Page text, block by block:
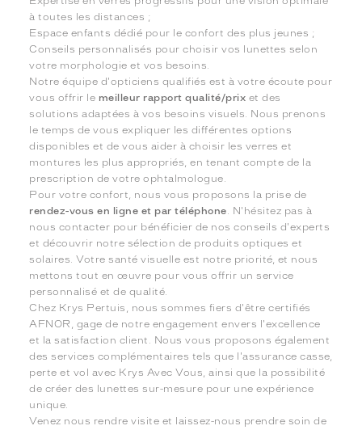
à toutes les distances ;
Espace enfants dédié pour le confort des plus jeunes ;
Conseils personnalisés pour choisir vos lunettes selon
votre morphologie et vos besoins.
Notre équipe d'opticiens qualifiés est à votre écoute pour
vous offrir le meilleur rapport qualité/prix et des
solutions adaptées à vos besoins visuels. Nous prenons
le temps de vous expliquer les différentes options
disponibles et de vous aider à choisir les verres et
montures les plus appropriés, en tenant compte de la
prescription de votre ophtalmologue.
Pour votre confort, nous vous proposons la prise de
rendez-vous en ligne et par téléphone. N'hésitez pas à
nous contacter pour bénéficier de nos conseils d'experts
et découvrir notre sélection de produits optiques et
solaires. Votre santé visuelle est notre priorité, et nous
mettons tout en œuvre pour vous offrir un service
personnalisé et de qualité.
Chez Krys Pertuis, nous sommes fiers d'être certifiés
AFNOR, gage de notre engagement envers l'excellence
et la satisfaction client. Nous vous proposons également
des services complémentaires tels que l'assurance casse,
perte et vol avec Krys Avec Vous, ainsi que la possibilité
de créer des lunettes sur-mesure pour une expérience
unique.
Venez nous rendre visite et laissez-nous prendre soin de